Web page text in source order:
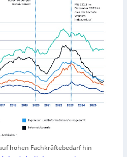
hohen Fachkräftebedarf hin